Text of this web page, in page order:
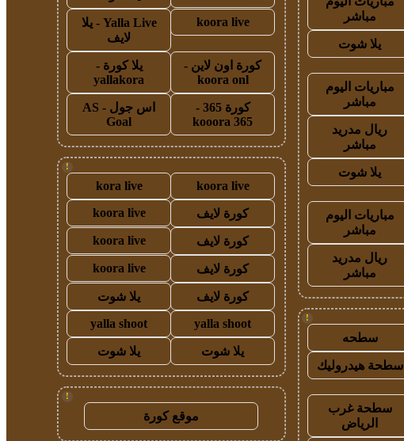
مباشر
يلا شوت
مباريات اليوم
مباشر
ريال مدريد
مباشر
يلا شوت
مباريات اليوم
مباشر
ريال مدريد
مباشر
!
سطحه
سطحة هيدروليك
سطحة غرب
الرياض
koora live
Yalla Live - يلا
لايف
كورة اون لاين -
koora onl
يلا كورة -
yallakora
كورة 365 -
kooora 365
اس جول - AS
Goal
!
koora live
kora live
كورة لايف koora live
كورة لايف koora live
كورة لايف koora live
كورة لايف
يلا شوت
yalla shoot
yalla shoot
يلا شوت يلا شوت
!
موقع كورة